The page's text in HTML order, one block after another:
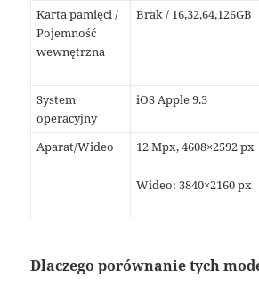
Karta pamięci /
Pojemność
wewnętrzna
Brak / 16,32,64,126GB
System
operacyjny
iOS Apple 9.3
Aparat/Wideo 12 Mpx, 4608×2592 px
Wideo: 3840×2160 px
Dlaczego porównanie tych